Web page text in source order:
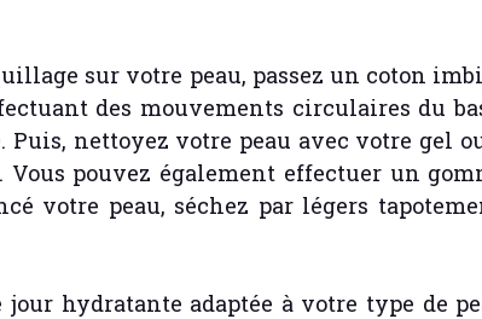
sur votre peau, passez un coton
des mouvements circulaires du
Puis, nettoyez votre peau avec votre gel
pouvez également effectuer un
votre peau, séchez par légers
hydratante adaptée à votre type de